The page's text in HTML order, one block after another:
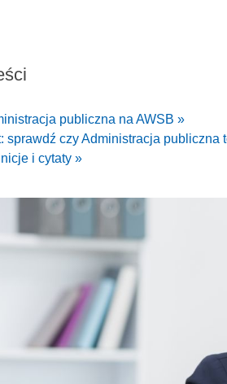
publiczna na AWSB »
sprawdź czy Administracja publiczna
i cytaty »